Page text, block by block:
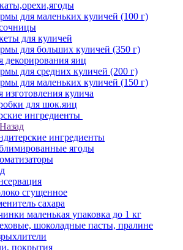
для маленьких куличей (100 г)
для куличей
для больших куличей (350 г)
декорирования яиц
для средних куличей (200 г)
для маленьких куличей (150 г)
изготовления кулича
для шок.яиц
ингредиенты
Назад
ингредиенты
ягоды
сгущенное
сахара
маленькая упаковка до 1 кг
шоколадные пасты, пралине
покрытия